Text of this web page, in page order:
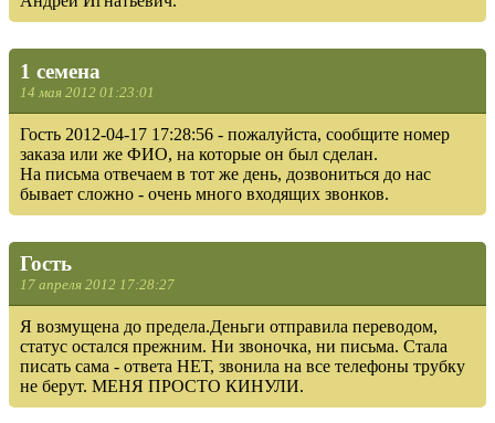
1 семена
14 мая 2012 01:23:01
Гость 2012-04-17 17:28:56 - пожалуйста, сообщите номер
заказа или же ФИО, на которые он был сделан.
На письма отвечаем в тот же день, дозвониться до нас
бывает сложно - очень много входящих звонков.
Гость
17 апреля 2012 17:28:27
Я возмущена до предела.Деньги отправила переводом,
статус остался прежним. Ни звоночка, ни письма. Стала
писать сама - ответа НЕТ, звонила на все телефоны трубку
не берут. МЕНЯ ПРОСТО КИНУЛИ.